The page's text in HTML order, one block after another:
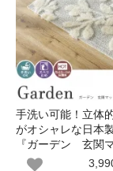
手洗い可能！立体
がオシャレな日本
『ガーデン 玄関マ